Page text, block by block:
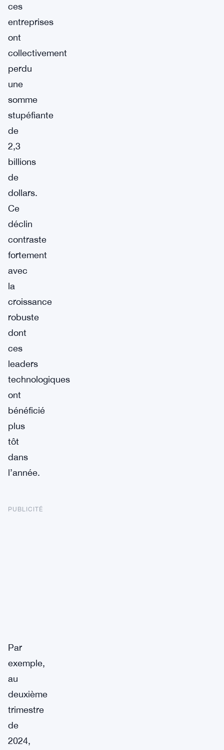
ces
entreprises
ont
collectivement
perdu
une
somme
stupéfiante
de
2,3
billions
de
dollars.
Ce
déclin
contraste
fortement
avec
la
croissance
robuste
dont
ces
leaders
technologiques
ont
bénéficié
plus
tôt
dans
l’année.
PUBLICITÉ
Par
exemple,
au
deuxième
trimestre
de
2024,